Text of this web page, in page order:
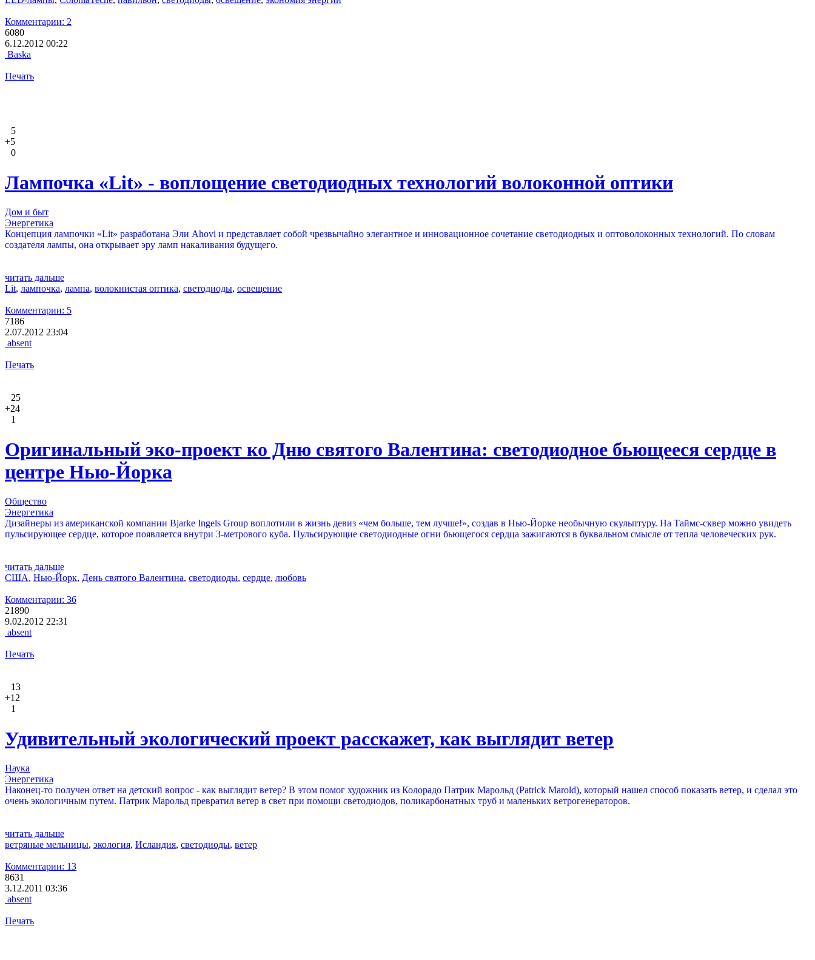
Комментарии: 2
6080
6.12.2012 00:22
Baska
Печать
5
+5
0
Лампочка «Lit» - воплощение светодиодных технологий волоконной оптики
Дом и быт
Энергетика
Концепция лампочки «Lit» разработана Эли Ahovi и представляет собой чрезвычайно элегантное и инновационное сочетание светодиодных и оптоволоконных технологий. По словам
создателя лампы, она открывает эру ламп накаливания будущего.
читать дальше
Lit, лампочка, лампа, волокнистая оптика, светодиоды, освещение
Комментарии: 5
7186
2.07.2012 23:04
absent
Печать
25
+24
1
Оригинальный эко-проект ко Дню святого Валентина: светодиодное бьющееся сердце в
центре Нью-Йорка
Общество
Энергетика
Дизайнеры из американской компании Bjarke Ingels Group воплотили в жизнь девиз «чем больше, тем лучше!», создав в Нью-Йорке необычную скульптуру. На Таймс-сквер можно увидеть
пульсирующее сердце, которое появляется внутри 3-метрового куба. Пульсирующие светодиодные огни бьющегося сердца зажигаются в буквальном смысле от тепла человеческих рук.
читать дальше
США, Нью-Йорк, День святого Валентина, светодиоды, сердце, любовь
Комментарии: 36
21890
9.02.2012 22:31
absent
Печать
13
+12
1
Удивительный экологический проект расскажет, как выглядит ветер
Наука
Энергетика
Наконец-то получен ответ на детский вопрос - как выглядит ветер? В этом помог художник из Колорадо Патрик Марольд (Patrick Marold), который нашел способ показать ветер, и сделал это
очень экологичным путем. Патрик Марольд превратил ветер в свет при помощи светодиодов, поликарбонатных труб и маленьких ветрогенераторов.
читать дальше
ветряные мельницы, экология, Исландия, светодиоды, ветер
Комментарии: 13
8631
3.12.2011 03:36
absent
Печать